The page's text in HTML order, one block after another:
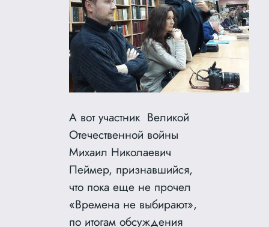
А вот участник Великой
Отечественной войны
Михаил Николаевич
Пеймер, признавшийся,
что пока еще не прочел
«Времена не выбирают»,
по итогам обсуждения